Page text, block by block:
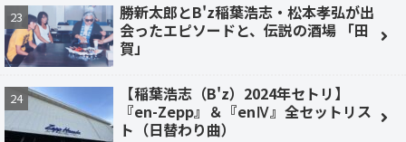
勝新太郎とB'z稲葉浩志・松本孝弘が出
会ったエピソードと、伝説の酒場 「田
賀」
【稲葉浩志（B'z）2024年セトリ】
『en-Zepp』＆『enⅣ』全セットリス
ト（日替わり曲）